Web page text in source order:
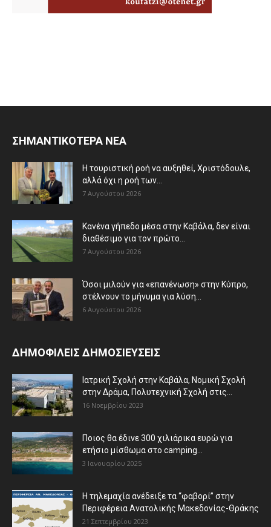
ΣΗΜΑΝΤΙΚΟΤΕΡΑ ΝΕΑ
Η τουριστική ροή να αυξηθεί, Χριστόδουλε,
αλλά όχι η ροή των...
7 Αυγούστου 2026
Κανένα γήπεδο μέσα στην Καβάλα, δεν είναι
διαθέσιμο για τον πρώτο...
7 Αυγούστου 2026
Όσοι μιλούν για «επανένωση» στην Κύπρο,
στέλνουν το μήνυμα για λύση...
6 Αυγούστου 2026
ΔΗΜΟΦΙΛΕΙΣ ΔΗΜΟΣΙΕΥΣΕΙΣ
Ιατρική Σχολή στην Καβάλα, Νομική Σχολή
στην Δράμα, Πολυτεχνική Σχολή στις...
16 Νοεμβρίου 2023
Ποιος θα έδινε 300 χιλιάρικα ευρώ για
ετήσιο μίσθωμα στο camping...
3 Ιανουαρίου 2025
Η τηλεμαχία ανέδειξε τα “φαβορί” στην
Περιφέρεια Ανατολικής Μακεδονίας-Θράκης
21 Σεπτεμβρίου 2023